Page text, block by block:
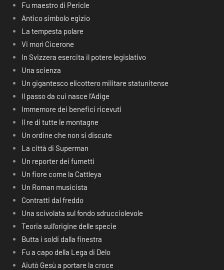
Fu maestro di Pericle
Antico simbolo egizio
La tempesta polare
Vi morì Cicerone
In Svizzera esercita il potere legislativo
Una scienza
Un gigantesco elicottero militare statunitense
Il passo da cui nasce l’Adige
Immemore dei benefici ricevuti
Il re di tutte le montagne
Un ordine che non si discute
La città di Superman
Un reporter dei fumetti
Un fiore come la Cattleya
Un Roman musicista
Contratti dal freddo
Una scivolata sul fondo sdrucciolevole
Teoria sull’origine delle specie
Butta i soldi dalla finestra
Fu a capo della Lega di Delo
Aiutò Gesù a portare la croce